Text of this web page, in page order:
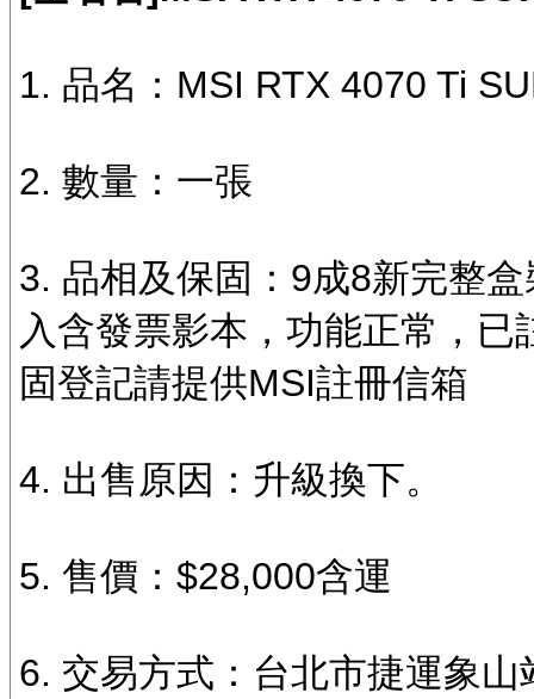
1. 品名：MSI RTX 4070 Ti
2. 數量：一張
3. 品相及保固：9成8新完整
入含發票影本，功能正常，
固登記請提供MSI註冊信箱
4. 出售原因：升級換下。
5. 售價：$28,000含運
6. 交易方式：台北市捷運象